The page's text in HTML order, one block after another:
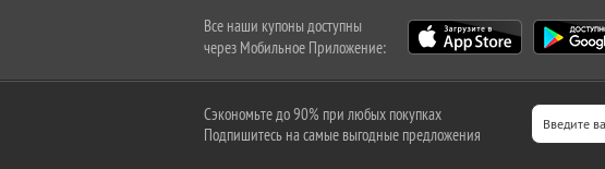
Все наши купоны доступны
через Мобильное Приложение:
Сэкономьте до 90% при любых покупках
Подпишитесь на самые выгодные предложения